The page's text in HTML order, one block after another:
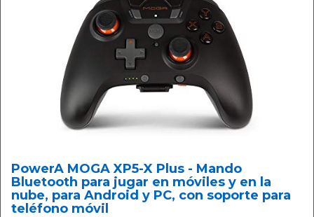
PowerA MOGA XP5-X Plus - Mando
Bluetooth para jugar en móviles y en la
nube, para Android y PC, con soporte para
teléfono móvil